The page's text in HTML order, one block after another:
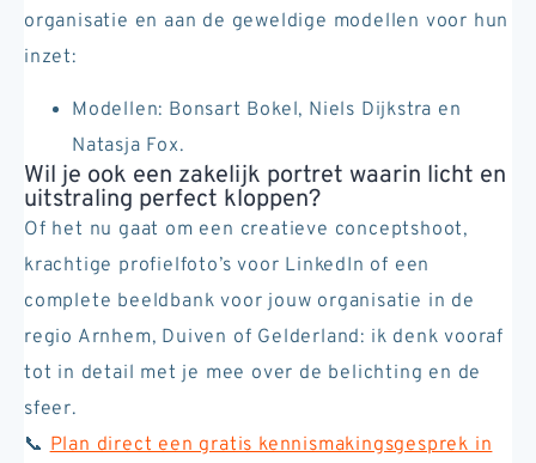
organisatie en aan de geweldige modellen voor hun
inzet:
Modellen: Bonsart Bokel, Niels Dijkstra en
Natasja Fox.
Wil je ook een zakelijk portret waarin licht en
uitstraling perfect kloppen?
Of het nu gaat om een creatieve conceptshoot,
krachtige profielfoto’s voor LinkedIn of een
complete beeldbank voor jouw organisatie in de
regio Arnhem, Duiven of Gelderland: ik denk vooraf
tot in detail met je mee over de belichting en de
sfeer.
📞 Plan direct een gratis kennismakingsgesprek in